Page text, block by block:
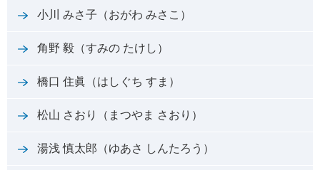
小川 みさ子（おがわ みさこ）
角野 毅（すみの たけし）
橋口 住眞（はしぐち すま）
松山 さおり（まつやま さおり）
湯浅 慎太郎（ゆあさ しんたろう）